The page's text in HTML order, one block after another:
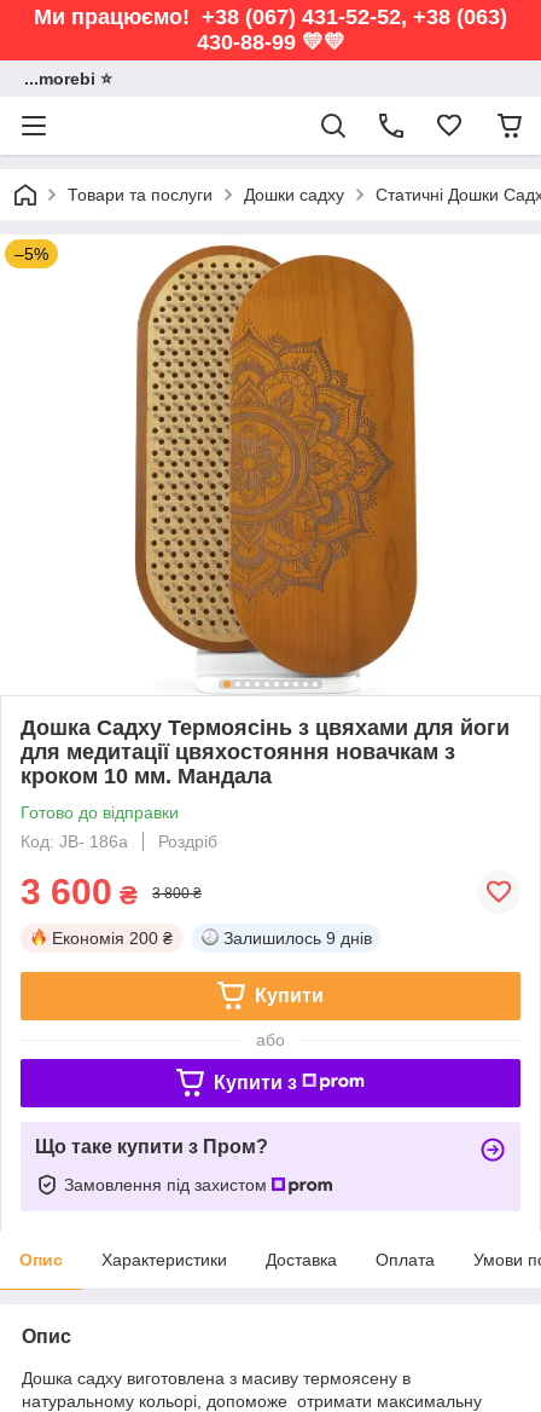
Ми працюємо! +38 (067) 431-52-52, +38 (063)
430-88-99 💛💛
...morebi ⭐️
Товари та послуги Дошки садху Статичні Дошки
–5%
Дошка Садху Термоясінь з цвяхами для йоги
для медитації цвяхостояння новачкам з
кроком 10 мм. Мандала
Готово до відправки
Код: JB- 186а
Роздріб
3 600 ₴ 3 800 ₴
Економія 200 ₴ Залишилось 9 днів
Купити
або
Купити з
Що таке купити з Пром?
Замовлення під захистом
Опис Характеристики Доставка Оплата Умови
Опис
Дошка садху виготовлена з масиву термоясену в
натуральному кольорі, допоможе отримати максимальну